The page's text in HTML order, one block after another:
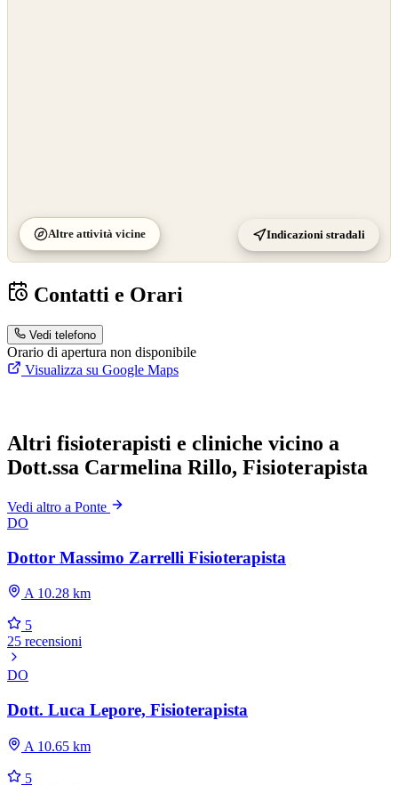
Altre attività vicine Indicazioni stradali
Contatti e Orari
Vedi telefono
Orario di apertura non disponibile
Visualizza su Google Maps
Altri fisioterapisti e cliniche vicino a
Dott.ssa Carmelina Rillo, Fisioterapista
Vedi altro a Ponte
DO
Dottor Massimo Zarrelli Fisioterapista
A 10.28 km
5
25 recensioni
DO
Dott. Luca Lepore, Fisioterapista
A 10.65 km
5